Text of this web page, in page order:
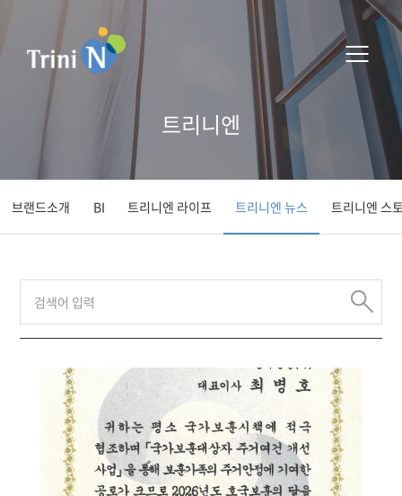
트리니엔
브랜드소개 BI 트리니엔 라이프 트리니엔 뉴스 트리니엔 스